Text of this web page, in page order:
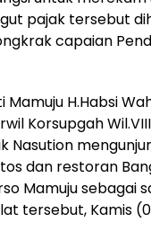
pajak tersebut
capaian
Mamuju H.Habsi
Korsupgah Wil.VIII
Nasution
dan restoran
Mamuju sebagai
tersebut, Kamis